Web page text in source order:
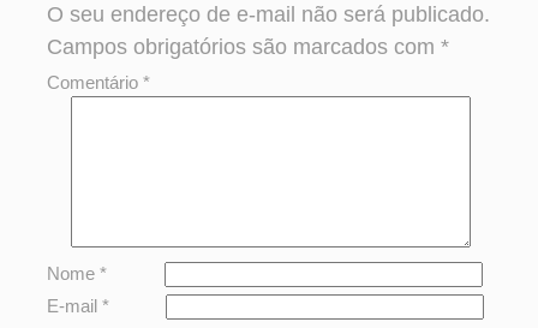
O seu endereço de e-mail não será publicado.
Campos obrigatórios são marcados com*
Comentário*
Nome*
E-mail*